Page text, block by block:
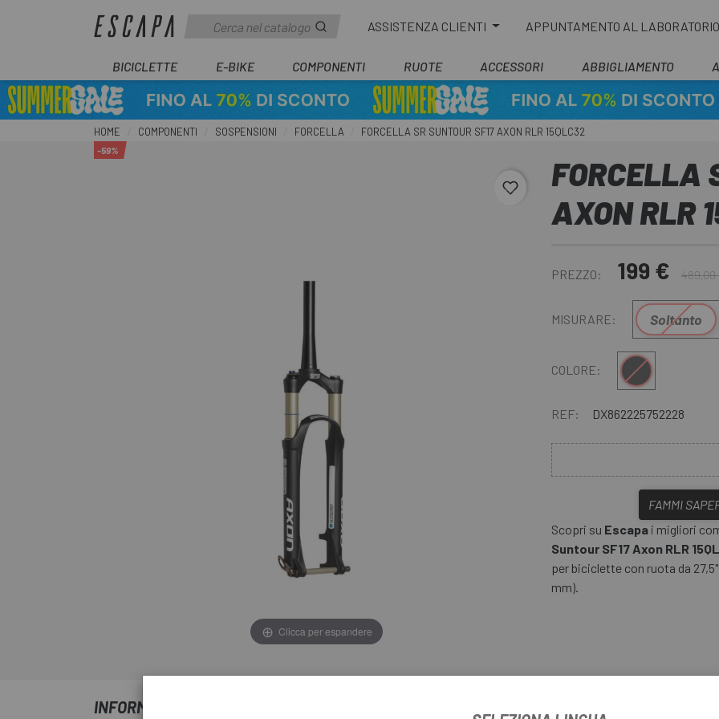
ASSISTENZA CLIENTI APPUNTAMENTO AL
BICICLETTE E-BIKE COMPONENTI RUOTE ACCESSORI ABBIGLIAMENTO
HOME COMPONENTI SOSPENSIONI FORCELLA FORCELLA SR SUNTOUR SF17 AXON RLR 15QLC32
favorite_border
-59%
Clicca per espandere
FORCELLA
AXON RLR
PREZZO: 199 € 489,00
MISURARE: Soltanto
COLORE: Multiplo
REF: DX862225752228
FAMMI
Scopri su Escapa i migliori
Suntour SF17 Axon RLR
per biciclette con ruota da
mm).
INFORMAZIONI SU FORCELLA SR SUNTOUR SF17 AXON RLR 15QLC32